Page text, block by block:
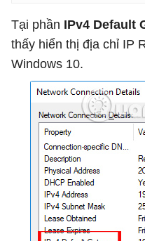
Tại phần IPv4 Default
thấy hiển thị địa chỉ IP
Windows 10.